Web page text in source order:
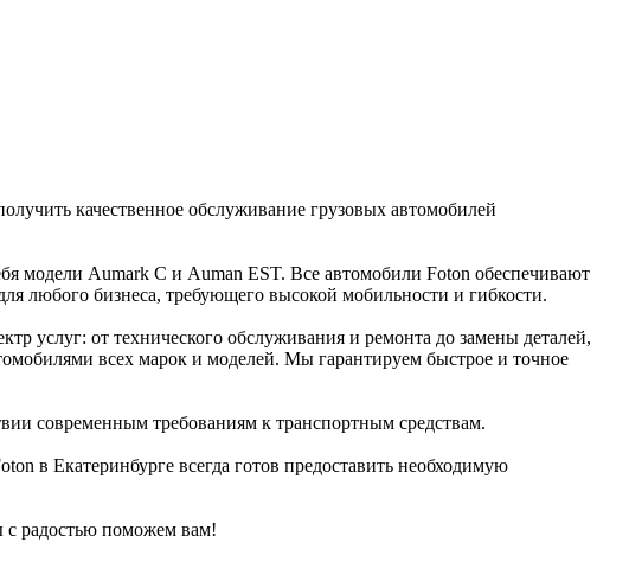
качественное обслуживание грузовых автомобилей
модели Aumark C и Auman EST. Все автомобили Foton обеспечивают
любого бизнеса, требующего высокой мобильности и гибкости.
услуг: от технического обслуживания и ремонта до замены деталей,
всех марок и моделей. Мы гарантируем быстрое и точное
современным требованиям к транспортным средствам.
в Екатеринбурге всегда готов предоставить необходимую
радостью поможем вам!